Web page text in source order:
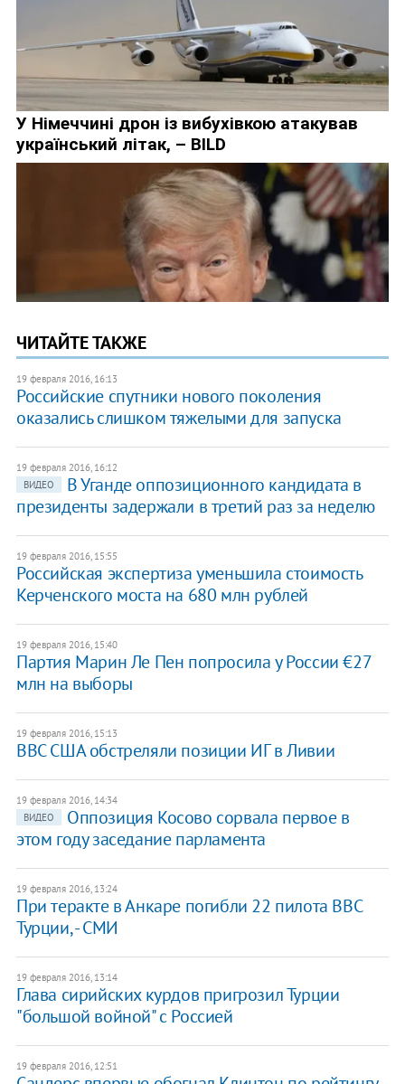
ЧИТАЙТЕ ТАКЖЕ
19 февраля 2016, 16:13
Российские спутники нового поколения
оказались слишком тяжелыми для запуска
19 февраля 2016, 16:12
ВИДЕО
В Уганде оппозиционного кандидата в
президенты задержали в третий раз за неделю
19 февраля 2016, 15:55
Российская экспертиза уменьшила стоимость
Керченского моста на 680 млн рублей
19 февраля 2016, 15:40
Партия Марин Ле Пен попросила у России €27
млн на выборы
19 февраля 2016, 15:13
ВВС США обстреляли позиции ИГ в Ливии
19 февраля 2016, 14:34
ВИДЕО
Оппозиция Косово сорвала первое в
этом году заседание парламента
19 февраля 2016, 13:24
При теракте в Анкаре погибли 22 пилота ВВС
Турции, - СМИ
19 февраля 2016, 13:14
Глава сирийских курдов пригрозил Турции
"большой войной" с Россией
19 февраля 2016, 12:51